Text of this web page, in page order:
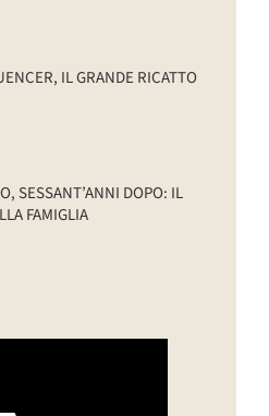
IL GRANDE RICATTO
SESSANT’ANNI DOPO: IL
FAMIGLIA